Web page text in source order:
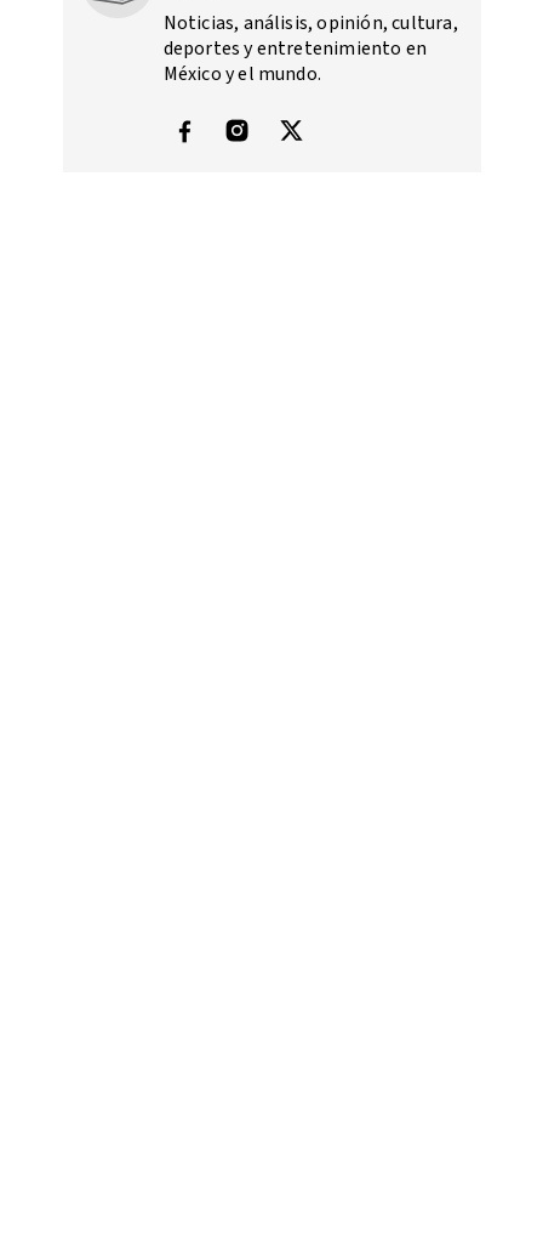
Noticias, análisis, opinión, cultura,
deportes y entretenimiento en
México y el mundo.